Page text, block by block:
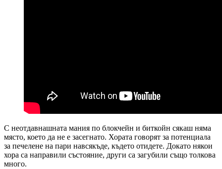
С неотдавнашната мания по блокчейн и биткойн сякаш няма
място, което да не е засегнато. Хората говорят за потенциала
за печелене на пари навсякъде, където отидете. Докато някои
хора са направили състояние, други са загубили също толкова
много.